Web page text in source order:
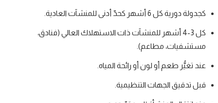
كجدولة دورية كل 6 أشهر كحدّ أدنى للمنشآت العادية.
كل 3-4 أشهر للمنشآت ذات الاستهلاك العالي (فنادق،
مستشفيات، مطاعم).
عند تغيُّر طعم أو لون أو رائحة المياه.
قبل تدقيق الجهات التنظيمية.